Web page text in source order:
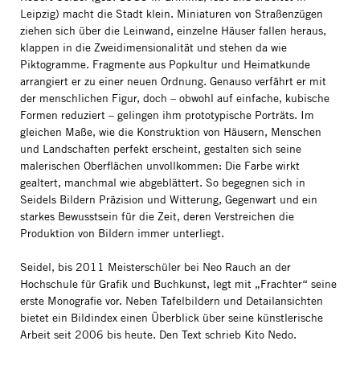
Leipzig) macht die Stadt klein. Miniaturen von Straßenzügen
ziehen sich über die Leinwand, einzelne Häuser fallen heraus,
klappen in die Zweidimensionalität und stehen da wie
Piktogramme. Fragmente aus Popkultur und Heimatkunde
arrangiert er zu einer neuen Ordnung. Genauso verfährt er mit
der menschlichen Figur, doch – obwohl auf einfache, kubische
Formen reduziert – gelingen ihm prototypische Porträts. Im
gleichen Maße, wie die Konstruktion von Häusern, Menschen
und Landschaften perfekt erscheint, gestalten sich seine
malerischen Oberflächen unvollkommen: Die Farbe wirkt
gealtert, manchmal wie abgeblättert. So begegnen sich in
Seidels Bildern Präzision und Witterung, Gegenwart und ein
starkes Bewusstsein für die Zeit, deren Verstreichen die
Produktion von Bildern immer unterliegt.
Seidel, bis 2011 Meisterschüler bei Neo Rauch an der
Hochschule für Grafik und Buchkunst, legt mit „Frachter“ seine
erste Monografie vor. Neben Tafelbildern und Detailansichten
bietet ein Bildindex einen Überblick über seine künstlerische
Arbeit seit 2006 bis heute. Den Text schrieb Kito Nedo.